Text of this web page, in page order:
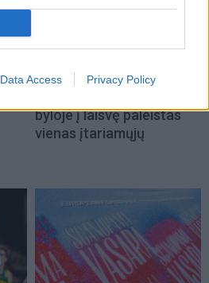
Data Access Privacy Policy
Kriminalai
byloje į laisvę paleistas
vienas įtariamųjų